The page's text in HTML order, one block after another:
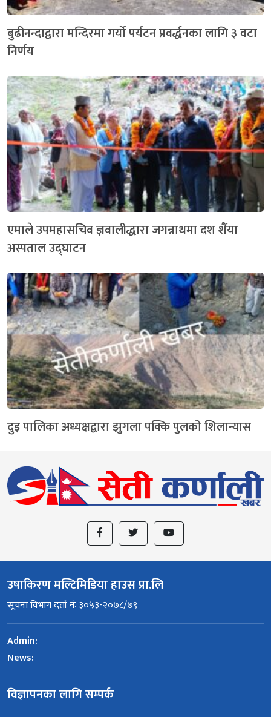
बुढीनन्दाद्वारा मन्दिरमा गर्यो पर्यटन प्रवर्द्धनका लागि ३ वटा
निर्णय
एमाले उपमहासचिव ज्ञवालीद्धारा जगन्नाथमा दश शैंया
अस्पताल उद्घाटन
दुइ पालिका अध्यक्षद्वारा झुगला पक्कि पुलको शिलान्यास
उषाकिरण मल्टिमिडिया हाउस प्रा.लि
सूचना विभाग दर्ता नंः ३०५३-२०७८/७९
Admin:
News:
विज्ञापनका लागि सम्पर्क